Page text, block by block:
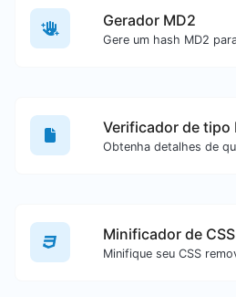
Gerador MD2
Minificador de CSS